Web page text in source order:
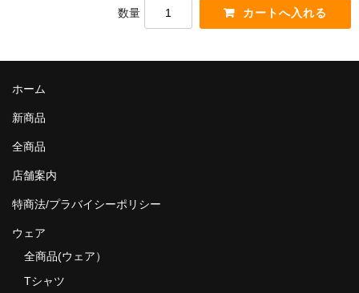
DVD
グ ッ ズ
全商品（グッズ ）
雑誌
全商品
数量
ホーム
新商品
全商品
店舗案内
特商法/プラバイシーポリシー
ウェア
全商品(ウェア）
Tシャツ